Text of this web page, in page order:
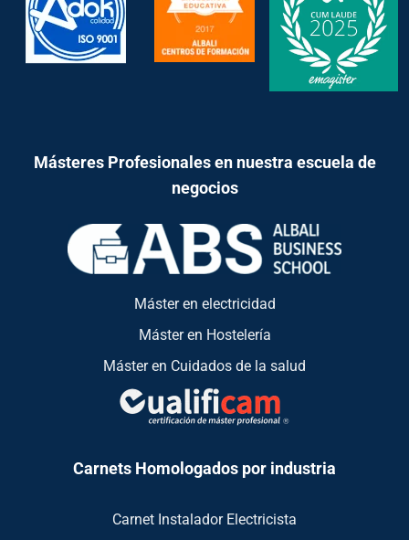
Másteres Profesionales en nuestra escuela de
negocios
Máster en electricidad
Máster en Hostelería
Máster en Cuidados de la salud
Carnets Homologados por industria
Carnet Instalador Electricista